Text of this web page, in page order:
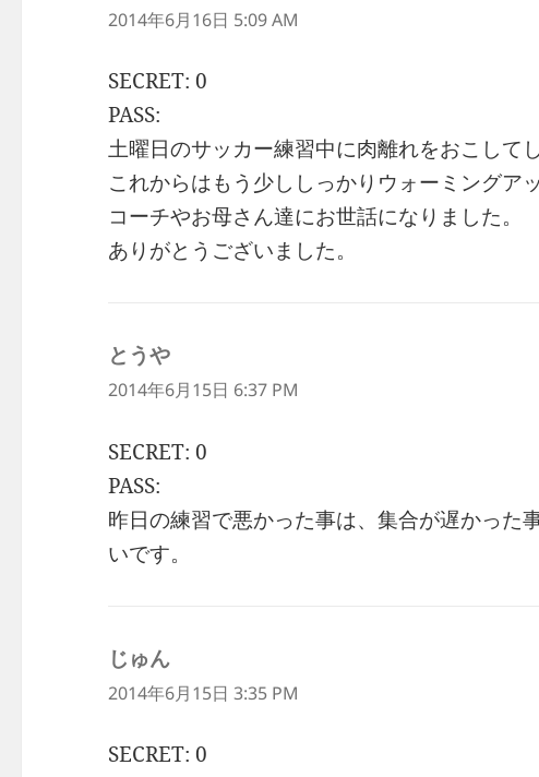
り:
2014年6月16日 5:09 AM
SECRET: 0
PASS:
土曜日のサッカー練習中に肉離れをおこして
これからはもう少ししっかりウォーミングア
コーチやお母さん達にお世話になりました。
ありがとうございました。
とうや
り:
2014年6月15日 6:37 PM
SECRET: 0
PASS:
昨日の練習で悪かった事は、集合が遅かった
いです。
じゅん
り:
2014年6月15日 3:35 PM
SECRET: 0